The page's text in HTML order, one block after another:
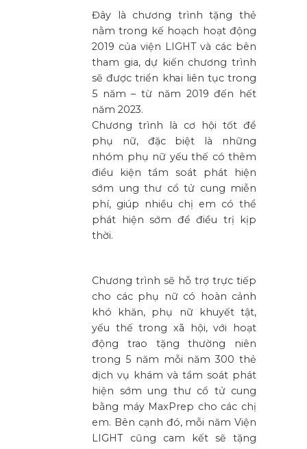
Đây là chương trình tặng thẻ
nằm trong kế hoạch hoạt động
2019 của viện LIGHT và các bên
tham gia, dự kiến chương trình
sẽ được triển khai liên tục trong
5 năm – từ năm 2019 đến hết
năm 2023.
Chương trình là cơ hội tốt để
phụ nữ, đặc biệt là những
nhóm phụ nữ yếu thế có thêm
điều kiện tầm soát phát hiện
sớm ung thư cổ tử cung miễn
phí, giúp nhiều chị em có thể
phát hiện sớm để điều trị kịp
thời.
Chương trình sẽ hỗ trợ trực tiếp
cho các phụ nữ có hoàn cảnh
khó khăn, phụ nữ khuyết tật,
yếu thế trong xã hội, với hoạt
động trao tặng thường niên
trong 5 năm mỗi năm 300 thẻ
dịch vụ khám và tầm soát phát
hiện sớm ung thư cổ tử cung
bằng máy MaxPrep cho các chị
em. Bên cạnh đó, mỗi năm Viện
LIGHT cũng cam kết sẽ tặng